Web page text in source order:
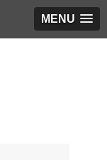
MENU